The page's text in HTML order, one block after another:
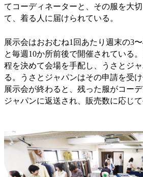
てコーディネーターと、その服を大
て、着る人に届けられている。
展示会はおおむね1回あたり週末の3
と毎週10か所前後で開催されている
程を決めて会場を手配し、うさとジ
る。うさとジャパンはその申請を受
展示会が終わると、残った服がコー
ジャパンに返送され、販売数に応じ